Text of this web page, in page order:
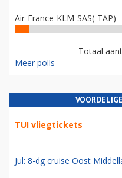
Air-France-KLM-SAS(-TAP)
Totaal
Meer polls
TUI vliegtickets
Jul: 8-dg cruise Oost